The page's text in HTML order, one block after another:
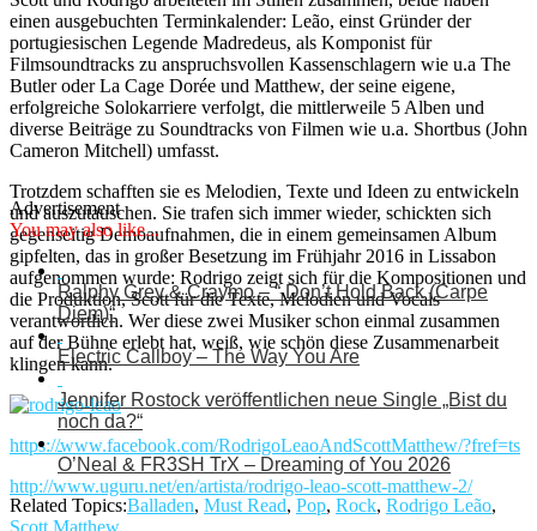
einen ausgebuchten Terminkalender: Leão, einst Gründer der
portugiesischen Legende Madredeus, als Komponist für
Filmsoundtracks zu anspruchsvollen Kassenschlagern wie u.a The
Butler oder La Cage Dorée und Matthew, der seine eigene,
erfolgreiche Solokarriere verfolgt, die mittlerweile 5 Alben und
diverse Beiträge zu Soundtracks von Filmen wie u.a. Shortbus (John
Cameron Mitchell) umfasst.
Trotzdem schafften sie es Melodien, Texte und Ideen zu entwickeln
und auszutauschen. Sie trafen sich immer wieder, schickten sich
gegenseitig Demoaufnahmen, die in einem gemeinsamen Album
gipfelten, das in großer Besetzung im Frühjahr 2016 in Lissabon
aufgenommen wurde: Rodrigo zeigt sich für die Kompositionen und
die Produktion, Scott für die Texte, Melodien und Vocals
verantwortlich. Wer diese zwei Musiker schon einmal zusammen
auf der Bühne erlebt hat, weiß, wie schön diese Zusammenarbeit
klingen kann.
https://www.facebook.com/RodrigoLeaoAndScottMatthew/?fref=ts
http://www.uguru.net/en/artista/rodrigo-leao-scott-matthew-2/
Advertisement
You may also like...
Ralphy Grey & Craymo – “ Don’t Hold Back (Carpe
Diem)“
Electric Callboy – The Way You Are
Jennifer Rostock veröffentlichen neue Single „Bist du
noch da?“
O’Neal & FR3SH TrX – Dreaming of You 2026
Related Topics:Balladen, Must Read, Pop, Rock, Rodrigo Leão,
Scott Matthew